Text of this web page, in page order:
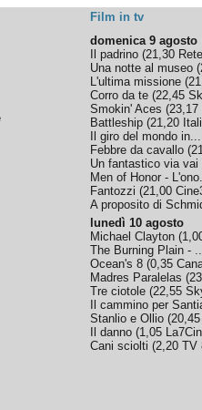
Film in tv
domenica 9 agosto
Il padrino (21,30
Una notte al museo (
L'ultima missione (
Corro da te (22,45
Smokin' Aces (23,17
Battleship (21,20
Il giro del mondo in...
Febbre da cavallo (
Un fantastico via vai
Men of Honor -
Fantozzi (21,00
A proposito di
lunedì 10 agosto
Michael Clayton (
The Burning Plain -
Ocean's 8 (0,35
Madres Paralelas (
Tre ciotole (22,55
Il cammino per
Stanlio e Ollio (20,45
Il danno (1,05
Cani sciolti (2,20 TV